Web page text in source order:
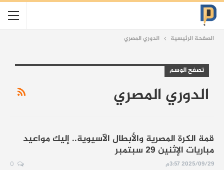
الصفحة الرئيسية الدوري المصري
تصفح الوسم
الدوري المصري
قمة الكرة المصرية والأبطال الآسيوية.. إليك مواعيد
مباريات الإثنين 29 سبتمبر
2025/09/29 3:57م